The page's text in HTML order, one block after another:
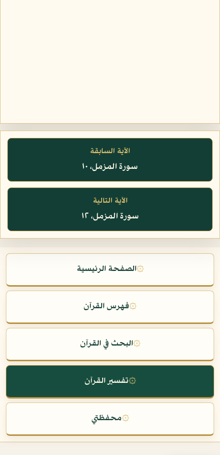
الآية السابقة
سورة المزمل، ١٠
الآية التالية
سورة المزمل، ١٢
۞الصفحة الرئيسية
۞فهرس القرآن
۞البحث في القرآن
۞تفسير القرآن
۞محفظتي